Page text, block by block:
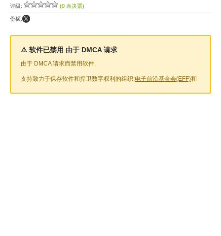
评级: (0 表决票)
份额:
⚠️ 软件已禁用 由于 DMCA 请求
由于 DMCA 请求而禁用软件.
支持致力于保存软件和捍卫数字权利的组织:电子前沿基金会(EFF)和